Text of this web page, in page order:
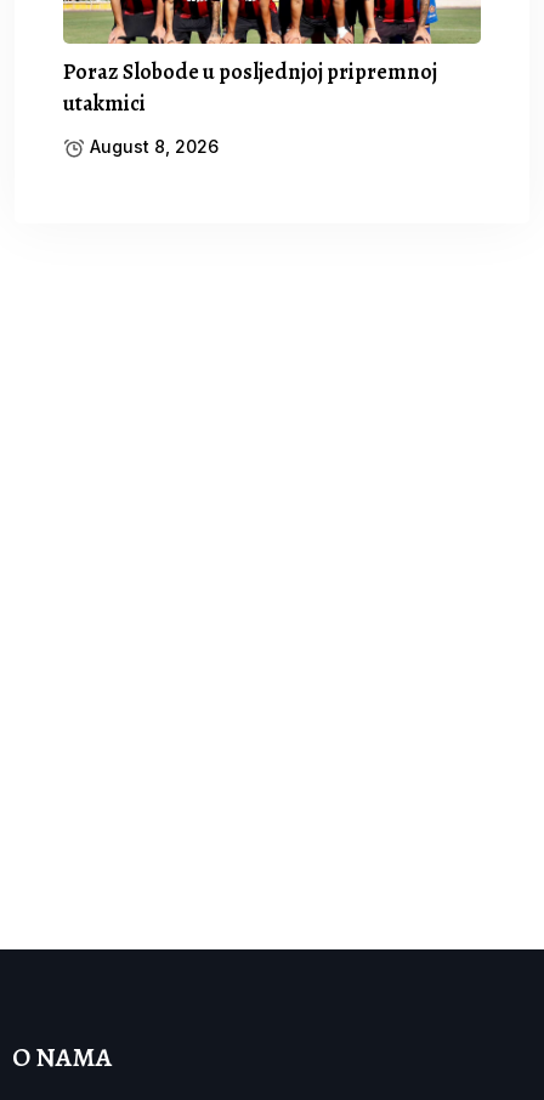
Poraz Slobode u posljednjoj pripremnoj
utakmici
August 8, 2026
O NAMA